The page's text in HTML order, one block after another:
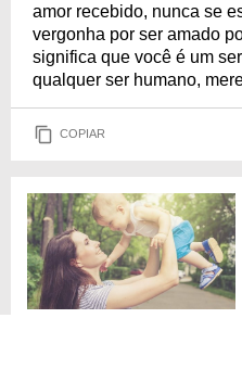
amor recebido, nunca se
vergonha por ser amado
significa que você é um
qualquer ser humano,
COPIAR